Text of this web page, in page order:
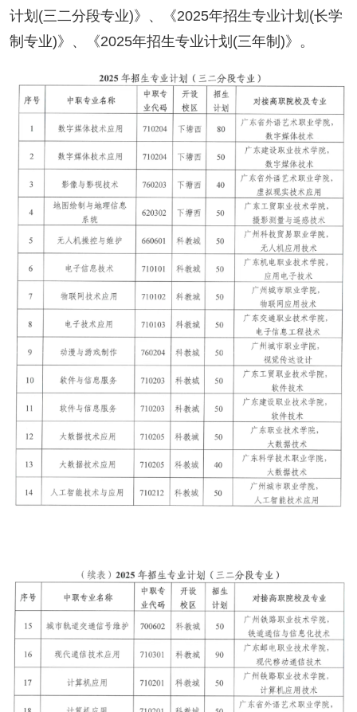
计划(三二分段专业)》、《2025年招生专业计划(长学
制专业)》、《2025年招生专业计划(三年制)》。